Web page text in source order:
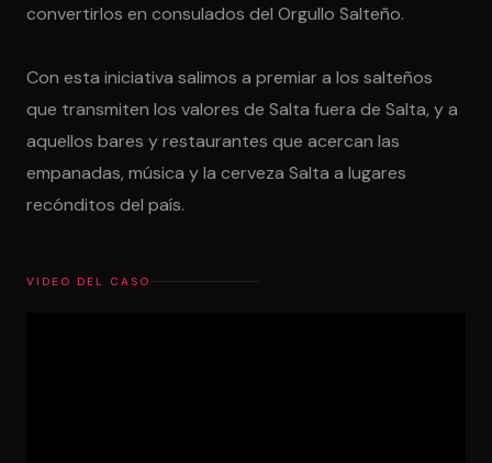
convertirlos en consulados del Orgullo Salteño.
Con esta iniciativa salimos a premiar a los salteños
que transmiten los valores de Salta fuera de Salta, y a
aquellos bares y restaurantes que acercan las
empanadas, música y la cerveza Salta a lugares
recónditos del país.
VIDEO DEL CASO